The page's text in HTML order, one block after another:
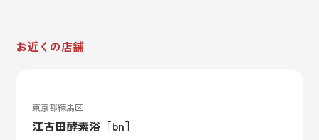
お近くの店舗
東京都練馬区
江古田酵素浴［bn］